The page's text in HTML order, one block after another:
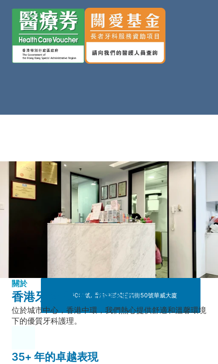
1001號, 香港中環威靈頓街50號華威大廈
關於
香港牙醫, 香港牙科診所
位於城市中心，香港中環，我們熱心提供舒適和溫馨環境
下的優質牙科護理。
35+ 年的卓越表現